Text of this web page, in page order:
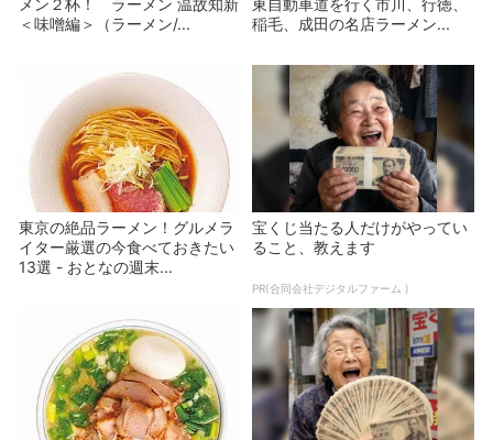
＜味噌編＞（ラーメン/...
稲毛、成田の名店ラーメン...
東京の絶品ラーメン！グルメラ
イター厳選の今食べておきたい
13選 - おとなの週末...
宝くじ当たる人だけがやってい
ること、教えます
PR(合同会社デジタルファーム )